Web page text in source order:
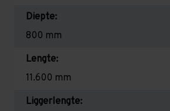
Diepte:
800 mm
Lengte:
11.600 mm
Liggerlengte: